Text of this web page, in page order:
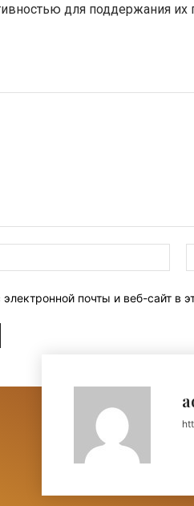
для поддержания их
почты и веб-сайт в